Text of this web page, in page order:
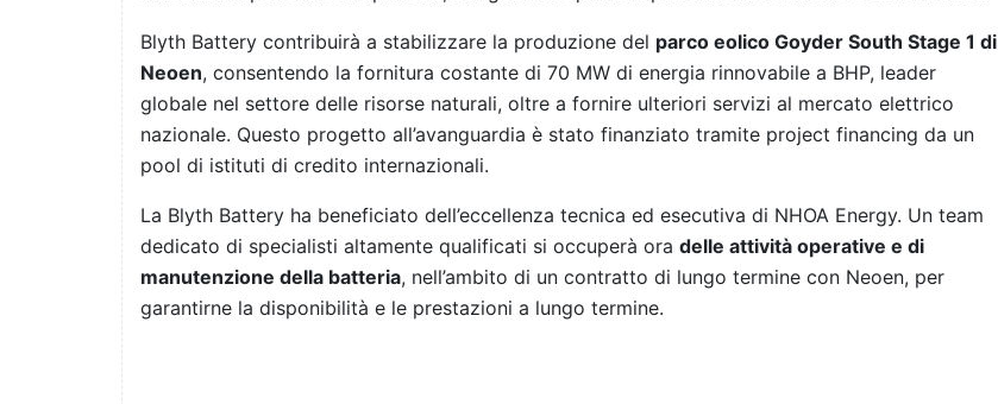
Blyth Battery contribuirà a stabilizzare la produzione del parco eolico Goyder South Stage 1 di
Neoen, consentendo la fornitura costante di 70 MW di energia rinnovabile a BHP, leader
globale nel settore delle risorse naturali, oltre a fornire ulteriori servizi al mercato elettrico
nazionale. Questo progetto all’avanguardia è stato finanziato tramite project financing da un
pool di istituti di credito internazionali.
La Blyth Battery ha beneficiato dell’eccellenza tecnica ed esecutiva di NHOA Energy. Un team
dedicato di specialisti altamente qualificati si occuperà ora delle attività operative e di
manutenzione della batteria, nell’ambito di un contratto di lungo termine con Neoen, per
garantirne la disponibilità e le prestazioni a lungo termine.